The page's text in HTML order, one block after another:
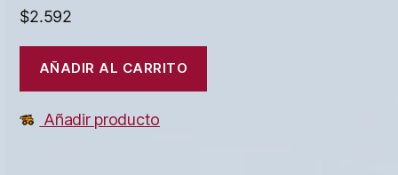
$2.592
AÑADIR AL CARRITO
Añadir producto